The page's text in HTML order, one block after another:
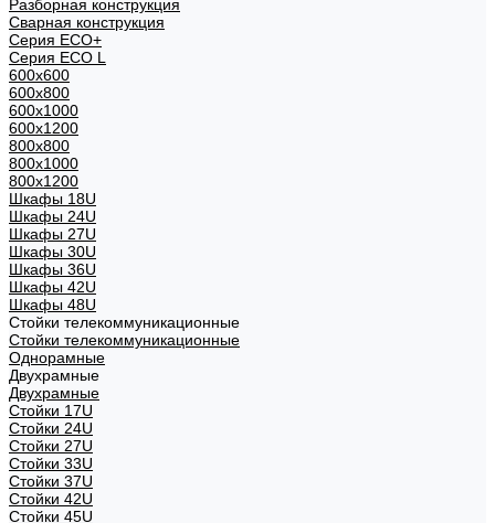
Разборная конструкция
Сварная конструкция
Серия ECO+
Серия ECO L
600x600
600x800
600х1000
600х1200
800x800
800х1000
800х1200
Шкафы 18U
Шкафы 24U
Шкафы 27U
Шкафы 30U
Шкафы 36U
Шкафы 42U
Шкафы 48U
Стойки телекоммуникационные
Стойки телекоммуникационные
Однорамные
Двухрамные
Двухрамные
Стойки 17U
Стойки 24U
Стойки 27U
Стойки 33U
Стойки 37U
Стойки 42U
Стойки 45U